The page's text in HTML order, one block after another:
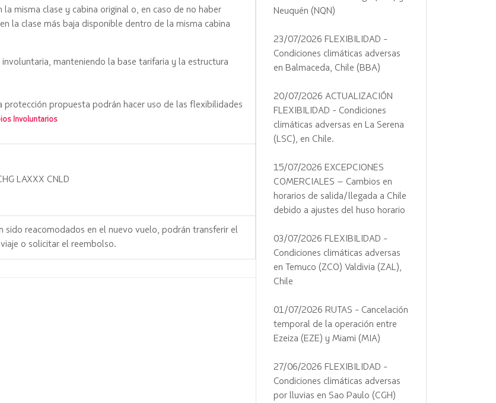
la misma clase y cabina original o, en caso de no haber
la clase más baja disponible dentro de la misma cabina
manteniendo la base tarifaria y la estructura
protección propuesta podrán hacer uso de las flexibilidades
Involuntarios
LAXXX CNLD
sido reacomodados en el nuevo vuelo, podrán transferir el
o solicitar el reembolso.
Neuquén (NQN)
23/07/2026 FLEXIBILIDAD -
Condiciones climáticas adversas
en Balmaceda, Chile (BBA)
20/07/2026 ACTUALIZACIÓN
FLEXIBILIDAD - Condiciones
climáticas adversas en La Serena
(LSC), en Chile.
15/07/2026 EXCEPCIONES
COMERCIALES – Cambios en
horarios de salida/llegada a Chile
debido a ajustes del huso horario
03/07/2026 FLEXIBILIDAD -
Condiciones climáticas adversas
en Temuco (ZCO) Valdivia (ZAL),
Chile
01/07/2026 RUTAS - Cancelación
temporal de la operación entre
Ezeiza (EZE) y Miami (MIA)
27/06/2026 FLEXIBILIDAD -
Condiciones climáticas adversas
por lluvias en Sao Paulo (CGH)